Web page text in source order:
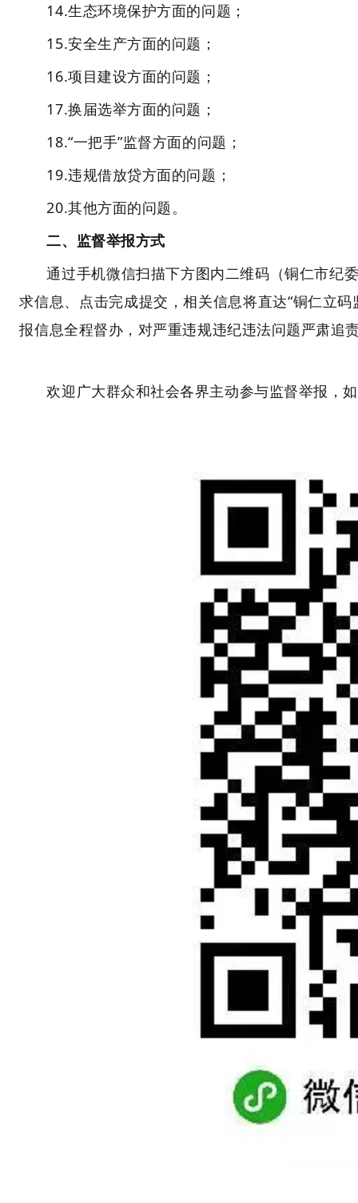
14.生态环境保护方面的问题；
15.安全生产方面的问题；
16.项目建设方面的问题；
17.换届选举方面的问题；
18.“一把手”监督方面的问题；
19.违规借放贷方面的问题；
20.其他方面的问题。
二、监督举报方式
通过手机微信扫描下方图内二维码（铜仁市纪
求信息、点击完成提交，相关信息将直达“铜仁立
报信息全程督办，对严重违规违纪违法问题严肃追
欢迎广大群众和社会各界主动参与监督举报，